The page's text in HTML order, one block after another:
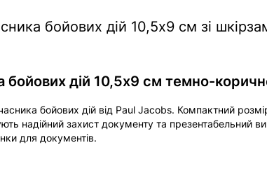
бойових дій 10,5х9 см зі
бойових дій 10,5х9 см темно-
бойових дій від Paul Jacobs. Компактний
надійний захист документу та презентабельний
для документів.